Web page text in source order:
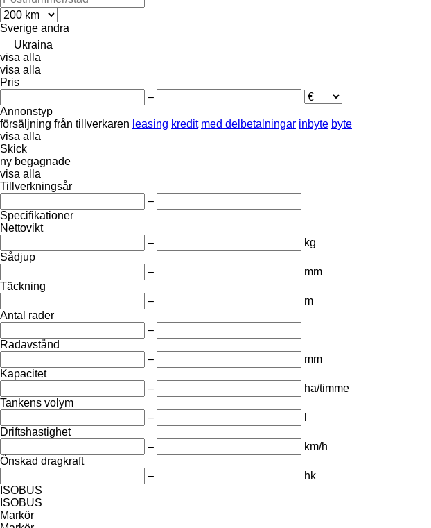
Sverige andra
Ukraina
visa alla
visa alla
Pris
–
Annonstyp
försäljning från tillverkaren leasing kredit med delbetalningar inbyte byte
visa alla
Skick
ny begagnade
visa alla
Tillverkningsår
–
Specifikationer
Nettovikt
–
kg
Sådjup
–
mm
Täckning
–
m
Antal rader
–
Radavstånd
–
mm
Kapacitet
–
ha/timme
Tankens volym
–
Driftshastighet
–
km/h
Önskad dragkraft
–
hk
ISOBUS
ISOBUS
Markör